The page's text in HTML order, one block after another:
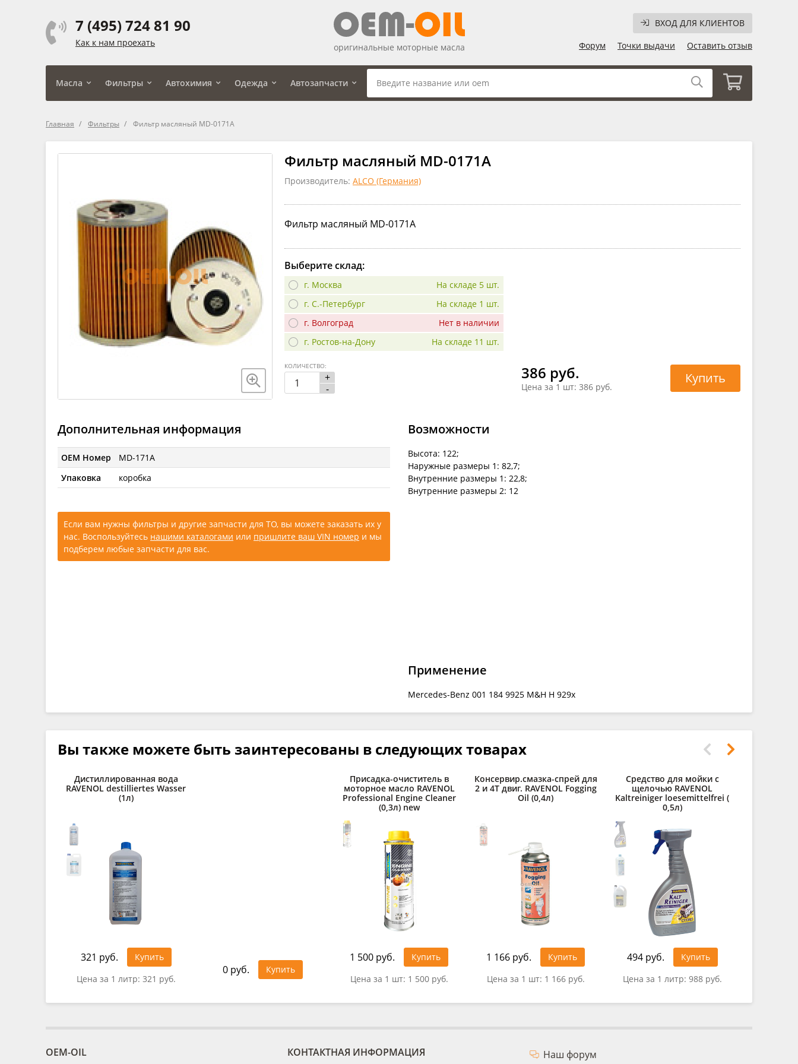
7 (495) 724 81 90
Как к нам проехать
ВХОД ДЛЯ КЛИЕНТОВ
Форум
Точки выдачи Оставить отзыв
оригинальные моторные масла
Масла Фильтры Автохимия Одежда Автозапчасти
Главная Фильтры Фильтр масляный MD-0171A
Фильтр масляный MD-0171A
Производитель: ALCO (Германия)
Фильтр масляный MD-0171A
Выберите склад:
г. Москва
На складе 5 шт.
г. С.-Петербург
На складе 1 шт.
г. Волгоград
Нет в наличии
г. Ростов-на-Дону
На складе 11 шт.
386 руб.
Цена за 1 шт: 386 руб.
+
-
КОЛИЧЕСТВО:
Купить
Дополнительная информация
OEM Номер
MD-171A
Упаковка
коробка
Если вам нужны фильтры и другие запчасти для ТО, вы можете заказать их у
нас. Воспользуйтесь нашими каталогами или пришлите ваш VIN номер и мы
подберем любые запчасти для вас.
Возможности
Высота: 122;
Наружные размеры 1: 82,7;
Внутренние размеры 1: 22,8;
Внутренние размеры 2: 12
Применение
Mercedes-Benz 001 184 9925 M&H H 929x
Вы также можете быть заинтересованы в следующих товарах
Дистиллированная вода
RAVENOL destilliertes Wasser
(1л)
321 руб.
Купить
Цена за 1 литр: 321 руб.
0 руб. Купить
Присадка-очиститель в
моторное масло RAVENOL
Professional Engine Cleaner
(0,3л) new
1 500 руб.
Купить
Цена за 1 шт: 1 500 руб.
Консервир.смазка-спрей для
2 и 4Т двиг. RAVENOL Fogging
Oil (0,4л)
1 166 руб.
Купить
Цена за 1 шт: 1 166 руб.
Средство для мойки с
щелочью RAVENOL
Kaltreiniger loesemittelfrei (
0,5л)
494 руб.
Купить
Цена за 1 литр: 988 руб.
OEM-OIL КОНТАКТНАЯ ИНФОРМАЦИЯ Наш форум